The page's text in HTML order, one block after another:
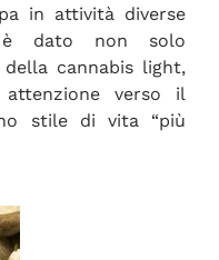
in attività diverse
è dato non solo
della cannabis light,
verso il
stile di vita “più